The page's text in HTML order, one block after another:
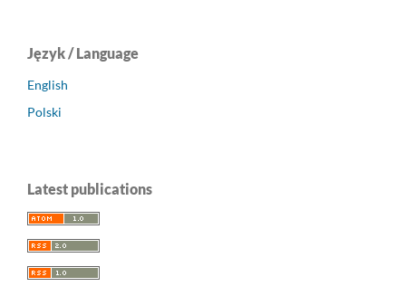
Język / Language
English
Polski
Latest publications